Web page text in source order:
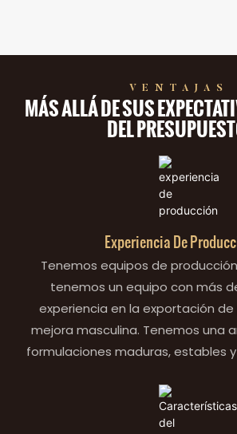
VENTAJAS
MÁS ALLÁ DE SUS
DEL
Experiencia De
Tenemos equipos de
tenemos un equipo con más
experiencia en la exportación
mejora masculina. Tenemos una
formulaciones maduras, estables